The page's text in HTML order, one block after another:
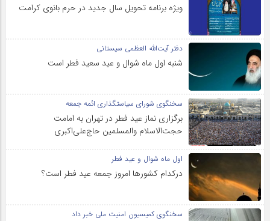
ویژه برنامه تحویل سال جدید در حرم بانوی کرامت
دفتر آیت‌الله العظمی سیستانی
شنبه اول ماه شوال و عید سعید فطر است
سخنگوی شورای سیاستگذاری ائمه جمعه
برگزاری نماز عید فطر در تهران به امامت
حجت‌الاسلام والمسلمین حاج‌علی‌اکبری
اول ماه شوال و عید فطر
درکدام کشورها امروز جمعه عید فطر است؟
سخنگوی کمیسیون امنیت ملی خبر داد